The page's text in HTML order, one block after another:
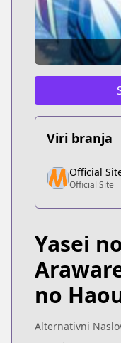
Viri branja
Official Site
Official Site
https://
Official
Official Site
Yasei
no
Alternativni